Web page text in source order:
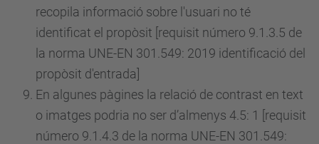
recopila informació sobre l'usuari no té
identificat el propòsit [requisit número 9.1.3.5 de
la norma UNE-EN 301.549: 2019 identificació del
propòsit d'entrada]
En algunes pàgines la relació de contrast en text
o imatges podria no ser d’almenys 4.5: 1 [requisit
número 9.1.4.3 de la norma UNE-EN 301.549: